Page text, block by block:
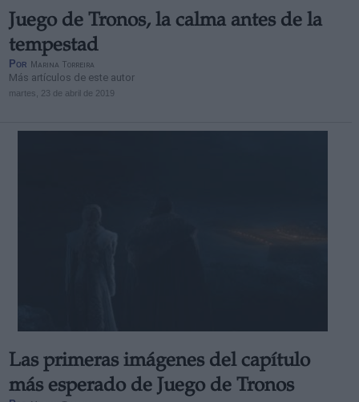
Juego de Tronos, la calma antes de la
tempestad
Por Marina Torreira
Más artículos de este autor
martes, 23 de abril de 2019
Las primeras imágenes del capítulo
más esperado de Juego de Tronos